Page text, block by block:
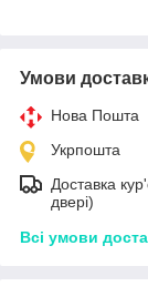
Умови
Нова Пошта
Укрпошта
Доставка
двері)
Всі умови